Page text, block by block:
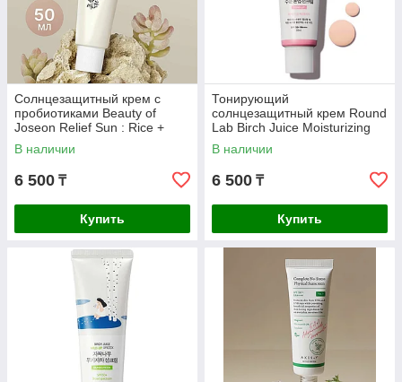
Солнцезащитный крем с
пробиотиками Beauty of
Joseon Relief Sun : Rice +
Probiotics SPF50+ PA++++
В наличии
6 500 ₸
Купить
Тонирующий
солнцезащитный крем Round
Lab Birch Juice Moisturizing
Tone-Up Sunscreen SPF50+
PA++++
В наличии
6 500 ₸
Купить